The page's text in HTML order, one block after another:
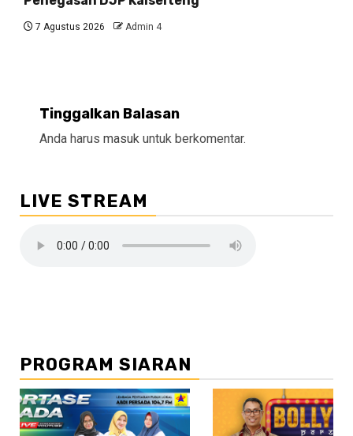
7 Agustus 2026 Admin 4
Tinggalkan Balasan
Anda harus masuk untuk berkomentar.
LIVE STREAM
PROGRAM SIARAN